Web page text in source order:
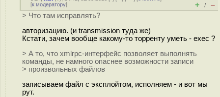
[к модератору] + / –
> Что там исправлять?
авторизацию. (и transmission туда же)
Кстати, зачем вообще какому-то торренту уметь - exec ?
> А то, что xmlrpc-интерфейс позволяет выполнять
команды, не намного опаснее возможности записи
> произвольных файлов
записываем файл с эксплойтом, исполняем - и вот мы
рут.